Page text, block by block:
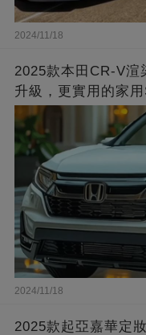
2024/11/18
2025款本田CR-V渲
升級，更實用的家
2024/11/18
2025款起亞嘉華定